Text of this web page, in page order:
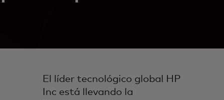
El líder tecnológico global HP
Inc está llevando la